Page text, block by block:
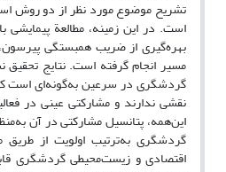
تشریح موضوع مورد نظر از دو روش
بهره‌گیری از ضریب همبستگی
مسیر انجام گرفته است. نتایج
گردشگری در سرعین به‌گونه‌ای است
نقشی ندارند و مشارکتی عینی در
این‌همه، پتانسیل مشارکتی در آن
گردشگری به‌ترتیب اولویت از طریق
اقتصادی و زیست‌محیطی گردشگری